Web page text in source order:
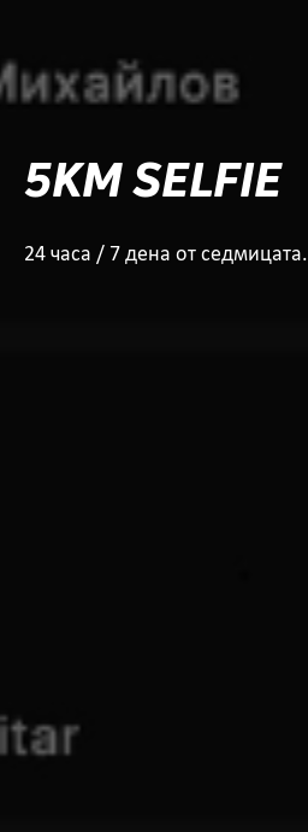
5KM SELFIE
24 часа / 7 дена от седмицата.